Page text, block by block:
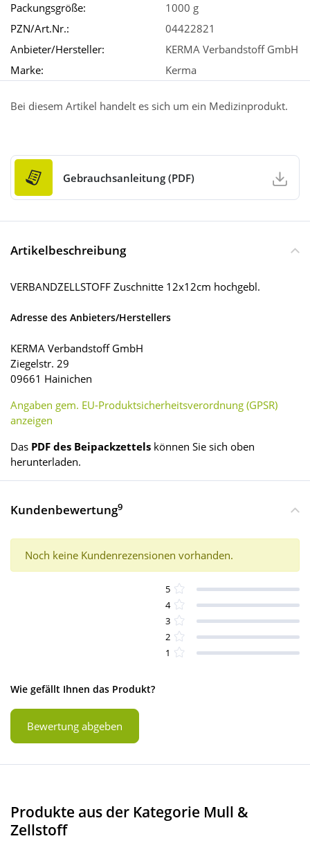
Packungsgröße:
1000 g
PZN/Art.Nr.:
04422821
Anbieter/Hersteller:
KERMA Verbandstoff GmbH
Marke:
Kerma
Bei diesem Artikel handelt es sich um ein Medizinprodukt.
Gebrauchsanleitung (PDF)
Artikelbeschreibung
VERBANDZELLSTOFF Zuschnitte 12x12cm hochgebl.
Adresse des Anbieters/Herstellers
KERMA Verbandstoff GmbH
Ziegelstr. 29
09661 Hainichen
Angaben gem. EU-Produktsicherheitsverordnung (GPSR)
anzeigen
Das PDF des Beipackzettels können Sie sich oben
herunterladen.
Kundenbewertung9
Noch keine Kundenrezensionen vorhanden.
5
4
3
2
1
Wie gefällt Ihnen das Produkt?
Bewertung abgeben
Produkte aus der Kategorie Mull &
Zellstoff